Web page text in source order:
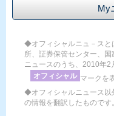
My
◆オフィシャルニュ－スと
所、証券保管センター、
ニュースのうち、2010年
オフィシャル マークを
◆オフィシャルニュース以
の情報を翻訳したものです。